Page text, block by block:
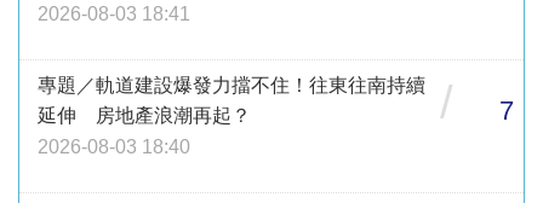
2026-08-03 18:41
專題／軌道建設爆發力擋不住！往東往南持續
延伸 房地產浪潮再起？
2026-08-03 18:40
/ 7